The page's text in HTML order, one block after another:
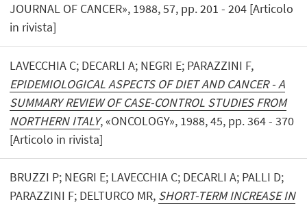
JOURNAL OF CANCER», 1988, 57, pp. 201 - 204 [Articolo
in rivista]
LAVECCHIA C; DECARLI A; NEGRI E; PARAZZINI F,
EPIDEMIOLOGICAL ASPECTS OF DIET AND CANCER - A
SUMMARY REVIEW OF CASE-CONTROL STUDIES FROM
NORTHERN ITALY, «ONCOLOGY», 1988, 45, pp. 364 - 370
[Articolo in rivista]
BRUZZI P; NEGRI E; LAVECCHIA C; DECARLI A; PALLI D;
PARAZZINI F; DELTURCO MR, SHORT-TERM INCREASE IN